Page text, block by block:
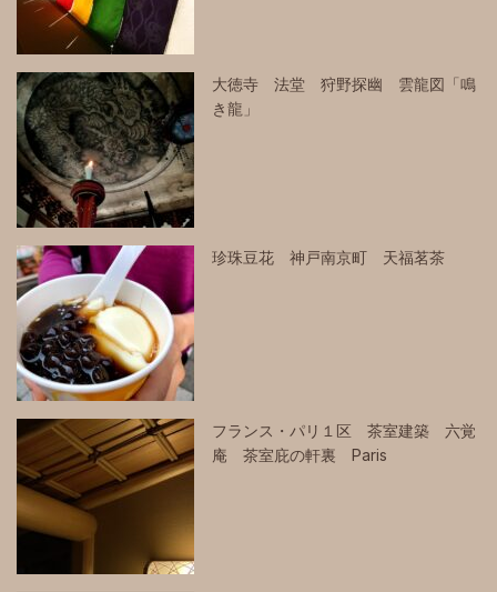
大徳寺 法堂 狩野探幽 雲龍図「鳴
き龍」
珍珠豆花 神戸南京町 天福茗茶
フランス・パリ１区 茶室建築 六覚
庵 茶室庇の軒裏 Paris